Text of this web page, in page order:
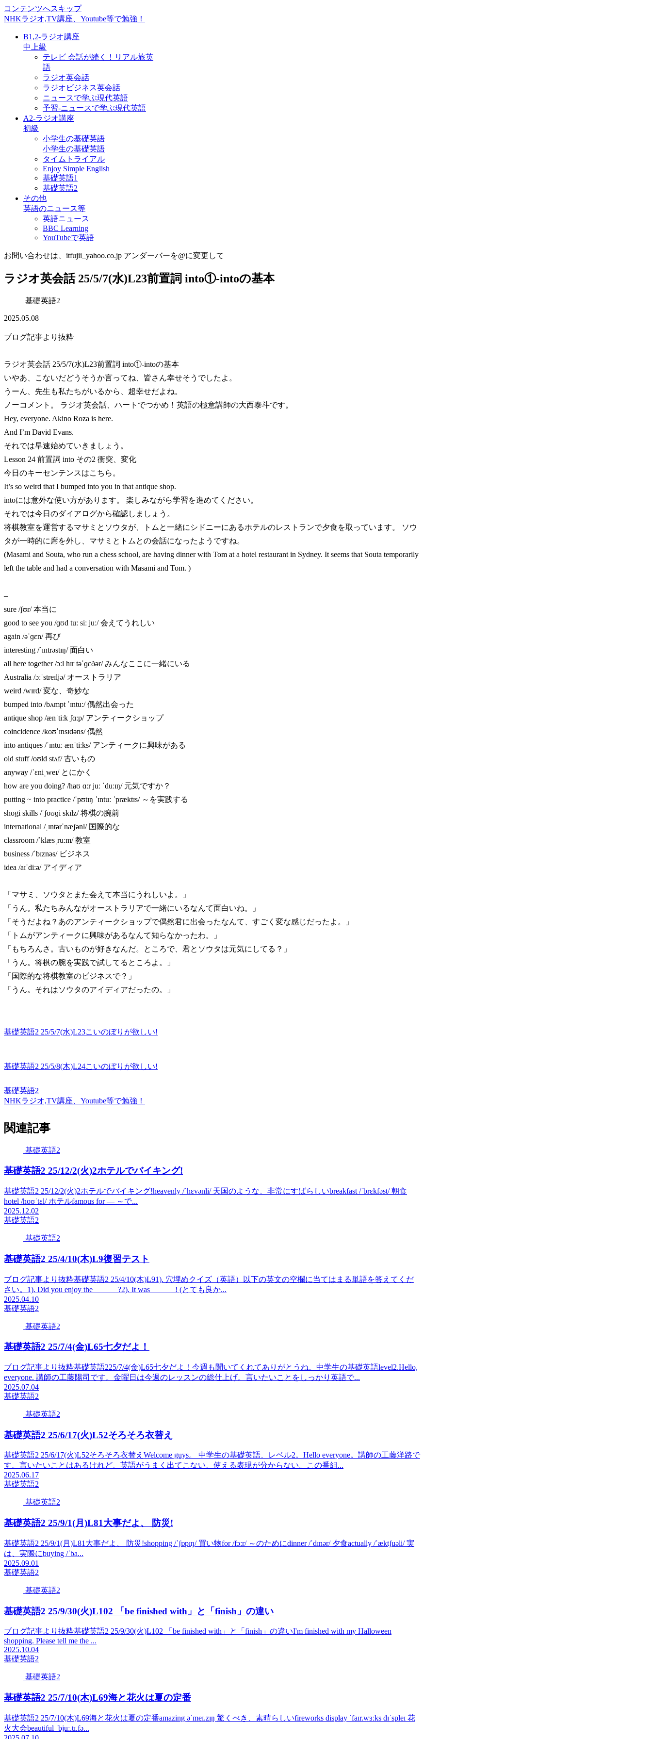
コンテンツへスキップ
NHKラジオ,TV講座、Youtube等で勉強！
B1,2-ラジオ講座
中上級
テレビ 会話が続く！リアル旅英
語
ラジオ英会話
ラジオビジネス英会話
ニュースで学ぶ現代英語
予習-ニュースで学ぶ現代英語
A2-ラジオ講座
初級
小学生の基礎英語
小学生の基礎英語
タイムトライアル
Enjoy Simple English
基礎英語1
基礎英語2
その他
英語のニュース等
英語ニュース
BBC Learning
YouTubeで英語
お問い合わせは、itfujii_yahoo.co.jp アンダーバーを@に変更して
ラジオ英会話 25/5/7(水)L23前置詞 into①-intoの基本
基礎英語2
2025.05.08
ブログ記事より抜粋
ラジオ英会話 25/5/7(水)L23前置詞 into①-intoの基本
いやあ、こないだどうそうか言ってね、皆さん幸せそうでしたよ。
うーん、先生も私たちがいるから、超幸せだよね。
ノーコメント。 ラジオ英会話、ハートでつかめ！英語の極意講師の大西泰斗です。
Hey, everyone. Akino Roza is here.
And I’m David Evans.
それでは早速始めていきましょう。
Lesson 24 前置詞 into その2 衝突、変化
今日のキーセンテンスはこちら。
It’s so weird that I bumped into you in that antique shop.
intoには意外な使い方があります。 楽しみながら学習を進めてください。
それでは今日のダイアログから確認しましょう。
将棋教室を運営するマサミとソウタが、トムと一緒にシドニーにあるホテルのレストランで夕食を取っています。 ソウ
タが一時的に席を外し、マサミとトムとの会話になったようですね。
(Masami and Souta, who run a chess school, are having dinner with Tom at a hotel restaurant in Sydney. It seems that Souta temporarily
left the table and had a conversation with Masami and Tom. )
–
sure /ʃʊr/ 本当に
good to see you /ɡʊd tuː siː juː/ 会えてうれしい
again /əˈɡɛn/ 再び
interesting /ˈɪntrəstɪŋ/ 面白い
all here together /ɔːl hɪr təˈɡɛðər/ みんなここに一緒にいる
Australia /ɔːˈstreɪljə/ オーストラリア
weird /wɪrd/ 変な、奇妙な
bumped into /bʌmpt ˈɪntuː/ 偶然出会った
antique shop /ænˈtiːk ʃɑːp/ アンティークショップ
coincidence /koʊˈɪnsɪdəns/ 偶然
into antiques /ˈɪntuː ænˈtiːks/ アンティークに興味がある
old stuff /oʊld stʌf/ 古いもの
anyway /ˈɛniˌweɪ/ とにかく
how are you doing? /haʊ ɑːr juː ˈduːɪŋ/ 元気ですか？
putting ~ into practice /ˈpʊtɪŋ ˈɪntuː ˈpræktɪs/ ～を実践する
shogi skills /ˈʃoʊɡi skɪlz/ 将棋の腕前
international /ˌɪntərˈnæʃənl/ 国際的な
classroom /ˈklæsˌruːm/ 教室
business /ˈbɪznəs/ ビジネス
idea /aɪˈdiːə/ アイディア
「マサミ、ソウタとまた会えて本当にうれしいよ。」
「うん。私たちみんながオーストラリアで一緒にいるなんて面白いね。」
「そうだよね？あのアンティークショップで偶然君に出会ったなんて、すごく変な感じだったよ。」
「トムがアンティークに興味があるなんて知らなかったわ。」
「もちろんさ。古いものが好きなんだ。ところで、君とソウタは元気にしてる？」
「うん。将棋の腕を実践で試してるところよ。」
「国際的な将棋教室のビジネスで？」
「うん。それはソウタのアイディアだったの。」
基礎英語2 25/5/7(水)L23こいのぼりが欲しい!
基礎英語2 25/5/8(木)L24こいのぼりが欲しい!
基礎英語2
NHKラジオ,TV講座、Youtube等で勉強！
関連記事
基礎英語2
基礎英語2 25/12/2(火)2ホテルでバイキング!
基礎英語2 25/12/2(火)2ホテルでバイキング!heavenly /ˈhɛvənli/ 天国のような、非常にすばらしいbreakfast /ˈbrɛkfəst/ 朝食
hotel /hoʊˈtɛl/ ホテルfamous for — ～で...
2025.12.02
基礎英語2
基礎英語2
基礎英語2 25/4/10(木)L9復習テスト
ブログ記事より抜粋基礎英語2 25/4/10(木)L91). 穴埋めクイズ（英語）以下の英文の空欄に当てはまる単語を答えてくだ
さい。1). Did you enjoy the ______?2). It was ______! (とても良か...
2025.04.10
基礎英語2
基礎英語2
基礎英語2 25/7/4(金)L65七夕だよ！
ブログ記事より抜粋基礎英語225/7/4(金)L65七夕だよ！今週も聞いてくれてありがとうね。中学生の基礎英語level2.Hello,
everyone. 講師の工藤陽司です。金曜日は今週のレッスンの総仕上げ。言いたいことをしっかり英語で...
2025.07.04
基礎英語2
基礎英語2
基礎英語2 25/6/17(火)L52そろそろ衣替え
基礎英語2 25/6/17(火)L52そろそろ衣替えWelcome guys。 中学生の基礎英語、レベル2。Hello everyone。講師の工藤洋路で
す。言いたいことはあるけれど、英語がうまく出てこない、使える表現が分からない。この番組...
2025.06.17
基礎英語2
基礎英語2
基礎英語2 25/9/1(月)L81大事だよ、 防災!
基礎英語2 25/9/1(月)L81大事だよ、 防災!shopping /ˈʃɒpɪŋ/ 買い物for /fɔːr/ ～のためにdinner /ˈdɪnər/ 夕食actually /ˈæktʃuəli/ 実
は、実際にbuying /ˈba...
2025.09.01
基礎英語2
基礎英語2
基礎英語2 25/9/30(火)L102 「be finished with」と「finish」の違い
ブログ記事より抜粋基礎英語2 25/9/30(火)L102 「be finished with」と「finish」の違いI'm finished with my Halloween
shopping. Please tell me the ...
2025.10.04
基礎英語2
基礎英語2
基礎英語2 25/7/10(木)L69海と花火は夏の定番
基礎英語2 25/7/10(木)L69海と花火は夏の定番amazing əˈmeɪ.zɪŋ 驚くべき、素晴らしいfireworks display ˈfaɪr.wɜːks dɪˈspleɪ 花
火大会beautiful ˈbjuː.tɪ.fə...